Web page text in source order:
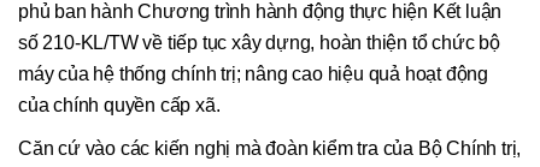
phủ ban hành Chương trình hành động thực hiện Kết luận
số 210-KL/TW về tiếp tục xây dựng, hoàn thiện tổ chức bộ
máy của hệ thống chính trị; nâng cao hiệu quả hoạt động
của chính quyền cấp xã.
Căn cứ vào các kiến nghị mà đoàn kiểm tra của Bộ Chính trị,